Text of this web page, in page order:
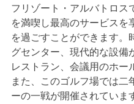
フリゾート・アルバトロス
を満喫し最高のサービスを
を過ごすことができます。
グセンター、現代的な設備
レストラン、会議用のホー
また、このゴルフ場では二
ーの一戦が開催されていま